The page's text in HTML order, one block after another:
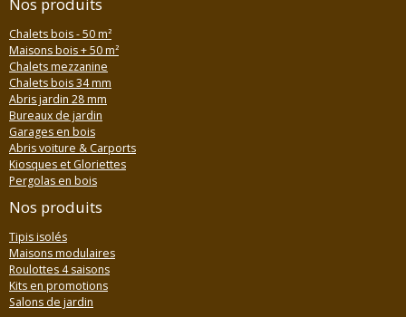
Nos produits
Chalets bois - 50 m²
Maisons bois + 50 m²
Chalets mezzanine
Chalets bois 34 mm
Abris jardin 28 mm
Bureaux de jardin
Garages en bois
Abris voiture & Carports
Kiosques et Gloriettes
Pergolas en bois
Nos produits
Tipis isolés
Maisons modulaires
Roulottes 4 saisons
Kits en promotions
Salons de jardin